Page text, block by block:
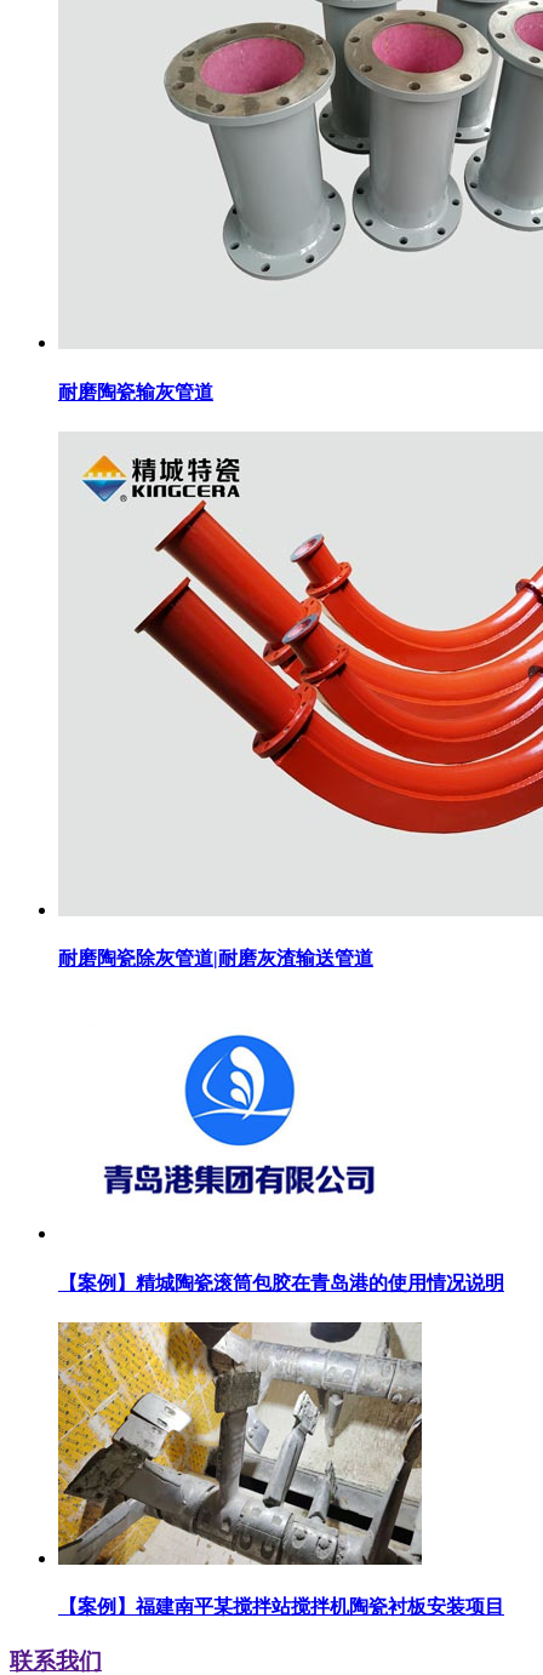
耐磨陶瓷输灰管道
耐磨陶瓷除灰管道|耐磨灰渣输送管道
【案例】精城陶瓷滚筒包胶在青岛港的使用情况说明
【案例】福建南平某搅拌站搅拌机陶瓷衬板安装项目
联系我们